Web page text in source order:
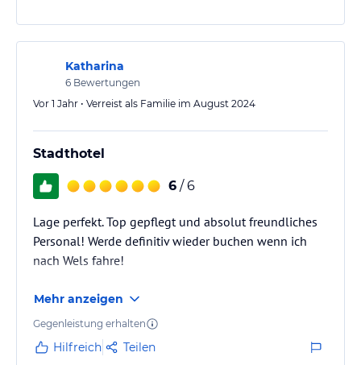
Katharina
6 Bewertungen
Vor 1 Jahr • Verreist als Familie im August 2024
Stadthotel
6 / 6
Lage perfekt. Top gepflegt und absolut freundliches
Personal! Werde definitiv wieder buchen wenn ich
nach Wels fahre!
Mehr anzeigen
Gegenleistung erhalten
Hilfreich Teilen